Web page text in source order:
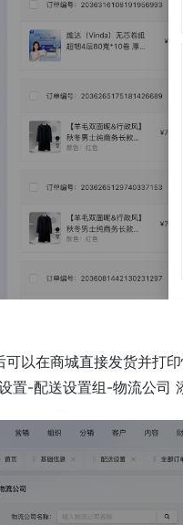
以在商城直接发货并打
置-配送设置组-物流公司